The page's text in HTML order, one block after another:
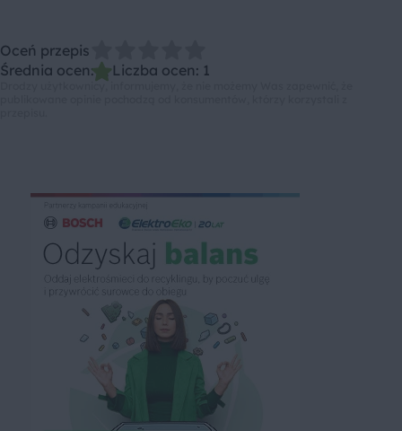
Oceń przepis
Średnia ocen: 1, Liczba ocen: 1